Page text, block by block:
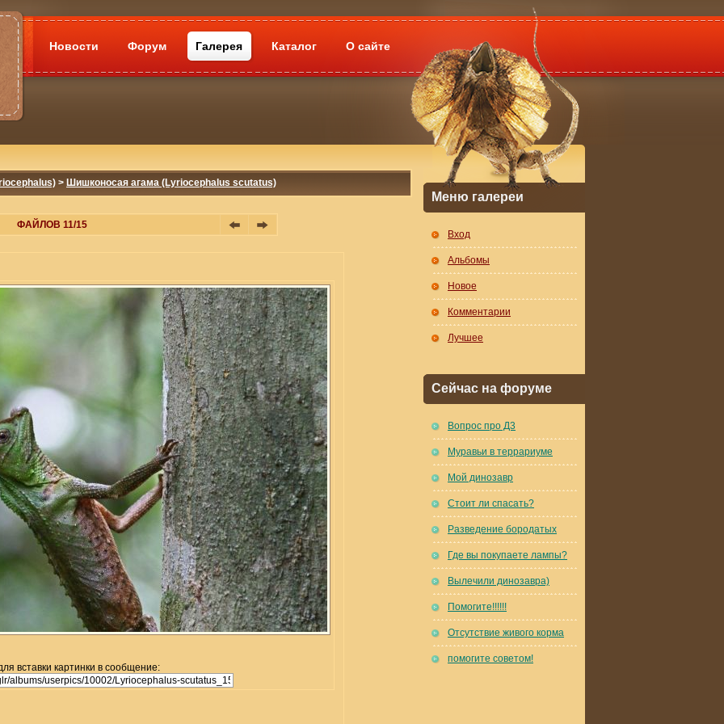
Новости Форум Галерея Каталог О сайте
> Шишконосая агама (Lyriocephalus scutatus)
ФАЙЛОВ 11/15
вставки картинки в сообщение:
Меню галереи
Вход
Альбомы
Новое
Комментарии
Лучшее
Сейчас на форуме
Вопрос про Д3
Муравьи в террариуме
Мой динозавр
Стоит ли спасать?
Разведение бородатых
Где вы покупаете лампы?
Вылечили динозавра)
Помогите!!!!!!
Отсутствие живого корма
помогите советом!